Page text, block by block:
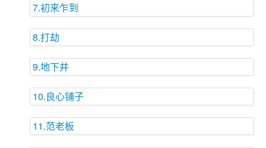
7.初来乍到
8.打劫
9.地下井
10.良心铺子
11.范老板